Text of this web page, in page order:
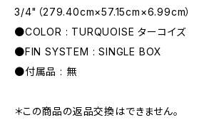
3/4"（279.40cm×57.15cm×6.99cm）
●COLOR : TURQUOISE ターコイズ
●FIN SYSTEM : SINGLE BOX
●付属品 : 無
＊この商品の返品交換はできません。